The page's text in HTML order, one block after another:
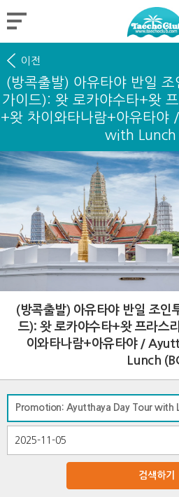
이전
(방콕출발) 아유타야 반일
가이드): 왓 로카야수타+왓
+왓 차이와타나람+아유타
with Lunch
(방콕출발) 아유타야 반일 조인
드): 왓 로카야수타+왓 프라스
이와타나람+아유타야 /
Lunch
검색하기